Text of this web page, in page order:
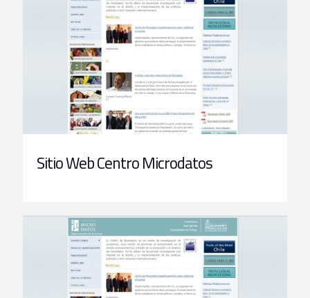
Sitio Web Centro Microdatos